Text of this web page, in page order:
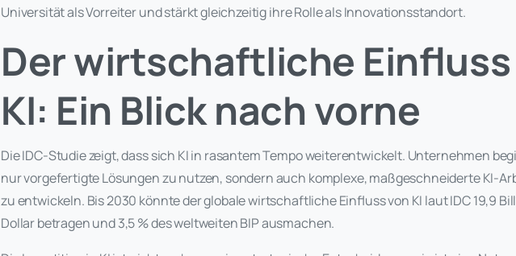
Universität als Vorreiter und stärkt gleichzeitig ihre Rolle als Innovationsstandort.
Der wirtschaftliche
KI: Ein Blick nach vorne
Die IDC-Studie zeigt, dass sich KI in rasantem Tempo weiterentwickelt. Unternehmen
nur vorgefertigte Lösungen zu nutzen, sondern auch komplexe, maßgeschneiderte KI-
zu entwickeln. Bis 2030 könnte der globale wirtschaftliche Einfluss von KI laut IDC 19,9
Dollar betragen und 3,5 % des weltweiten BIP ausmachen.